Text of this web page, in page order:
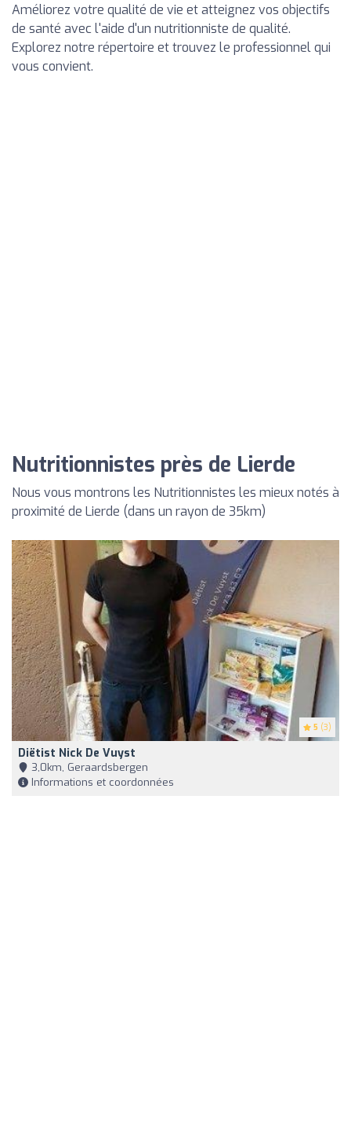
Améliorez votre qualité de vie et atteignez vos objectifs
de santé avec l'aide d'un nutritionniste de qualité.
Explorez notre répertoire et trouvez le professionnel qui
vous convient.
Nutritionnistes près de Lierde
Nous vous montrons les Nutritionnistes les mieux notés à
proximité de Lierde (dans un rayon de 35km)
5 (3)
Diëtist Nick De Vuyst
3,0km, Geraardsbergen
Informations et coordonnées